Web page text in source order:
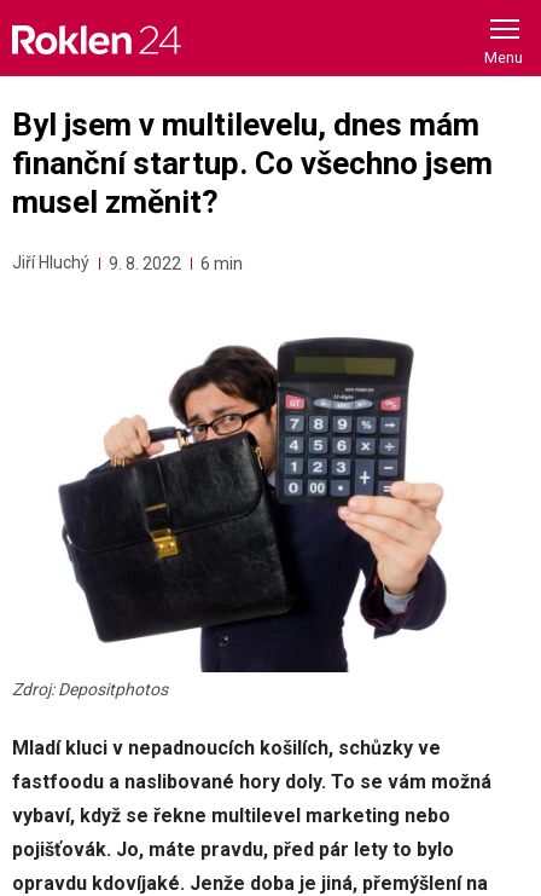
content
Byl jsem v multilevelu, dnes mám
finanční startup. Co všechno jsem
musel změnit?
Jiří Hluchý 9. 8. 2022 6 min
Zdroj: Depositphotos
Mladí kluci v nepadnoucích košilích, schůzky ve
fastfoodu a naslibované hory doly. To se vám možná
vybaví, když se řekne multilevel marketing nebo
pojišťovák. Jo, máte pravdu, před pár lety to bylo
opravdu kdovíjaké. Jenže doba je jiná, přemýšlení na